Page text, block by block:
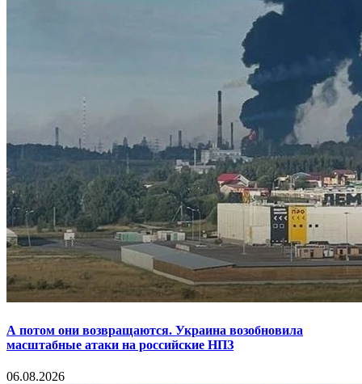
А потом они возвращаются. Украина возобновила
масштабные атаки на российские НПЗ
06.08.2026